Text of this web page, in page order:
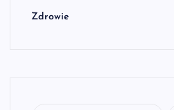
Zdrowie